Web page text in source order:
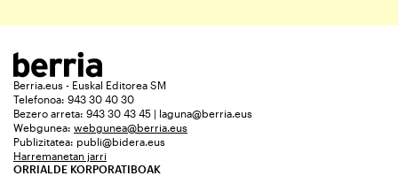
Berria.eus - Euskal Editorea SM
Telefonoa: 943 30 40 30
Bezero arreta: 943 30 43 45 | laguna@berria.eus
Webgunea: webgunea@berria.eus
Publizitatea: publi@bidera.eus
Harremanetan jarri
ORRIALDE KORPORATIBOAK